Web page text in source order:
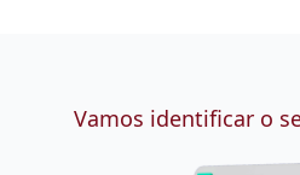
Vamos identificar o